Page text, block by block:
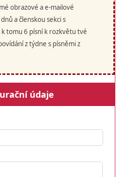
obrazové a e-mailové
a členskou sekci s
tomu 6 písní k rozkvětu tvé
z týdne s písněmi z
údaje